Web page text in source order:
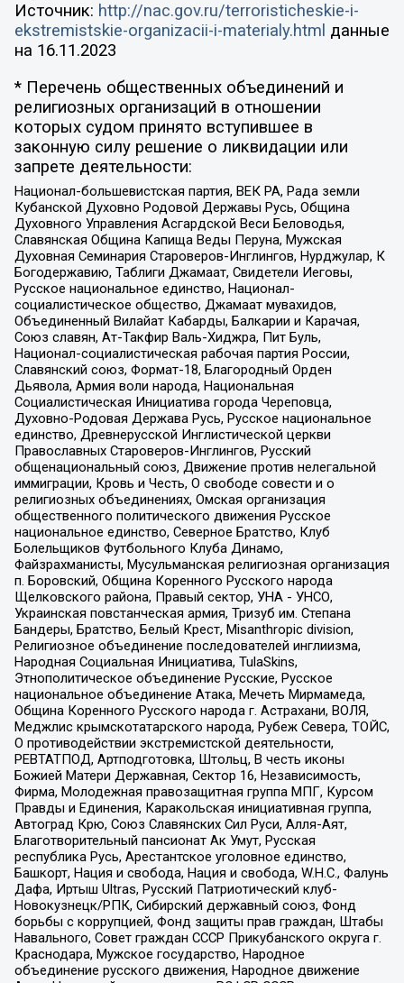
Источник: http://nac.gov.ru/terroristicheskie-i-
ekstremistskie-organizacii-i-materialy.html данные
на 16.11.2023
* Перечень общественных объединений и
религиозных организаций в отношении
которых судом принято вступившее в
законную силу решение о ликвидации или
запрете деятельности:
Национал-большевистская партия, ВЕК РА, Рада земли
Кубанской Духовно Родовой Державы Русь, Община
Духовного Управления Асгардской Веси Беловодья,
Славянская Община Капища Веды Перуна, Мужская
Духовная Семинария Староверов-Инглингов, Нурджулар, К
Богодержавию, Таблиги Джамаат, Свидетели Иеговы,
Русское национальное единство, Национал-
социалистическое общество, Джамаат мувахидов,
Объединенный Вилайат Кабарды, Балкарии и Карачая,
Союз славян, Ат-Такфир Валь-Хиджра, Пит Буль,
Национал-социалистическая рабочая партия России,
Славянский союз, Формат-18, Благородный Орден
Дьявола, Армия воли народа, Национальная
Социалистическая Инициатива города Череповца,
Духовно-Родовая Держава Русь, Русское национальное
единство, Древнерусской Инглистической церкви
Православных Староверов-Инглингов, Русский
общенациональный союз, Движение против нелегальной
иммиграции, Кровь и Честь, О свободе совести и о
религиозных объединениях, Омская организация
общественного политического движения Русское
национальное единство, Северное Братство, Клуб
Болельщиков Футбольного Клуба Динамо,
Файзрахманисты, Мусульманская религиозная организация
п. Боровский, Община Коренного Русского народа
Щелковского района, Правый сектор, УНА - УНСО,
Украинская повстанческая армия, Тризуб им. Степана
Бандеры, Братство, Белый Крест, Misanthropic division,
Религиозное объединение последователей инглиизма,
Народная Социальная Инициатива, TulaSkins,
Этнополитическое объединение Русские, Русское
национальное объединение Атака, Мечеть Мирмамеда,
Община Коренного Русского народа г. Астрахани, ВОЛЯ,
Меджлис крымскотатарского народа, Рубеж Севера, ТОЙС,
О противодействии экстремистской деятельности,
РЕВТАТПОД, Артподготовка, Штольц, В честь иконы
Божией Матери Державная, Сектор 16, Независимость,
Фирма, Молодежная правозащитная группа МПГ, Курсом
Правды и Единения, Каракольская инициативная группа,
Автоград Крю, Союз Славянских Сил Руси, Алля-Аят,
Благотворительный пансионат Ак Умут, Русская
республика Русь, Арестантское уголовное единство,
Башкорт, Нация и свобода, Нация и свобода, W.H.С., Фалунь
Дафа, Иртыш Ultras, Русский Патриотический клуб-
Новокузнецк/РПК, Сибирский державный союз, Фонд
борьбы с коррупцией, Фонд защиты прав граждан, Штабы
Навального, Совет граждан СССР Прикубанского округа г.
Краснодара, Мужское государство, Народное
объединение русского движения, Народное движение